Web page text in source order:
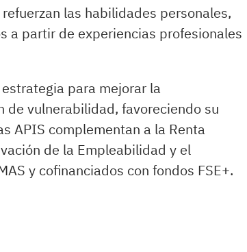
las habilidades personales,
a partir de experiencias profesionales
para mejorar la
vulnerabilidad, favoreciendo su
APIS complementan a la Renta
de la Empleabilidad y el
y cofinanciados con fondos FSE+.